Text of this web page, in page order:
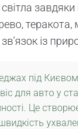
із
під
для авто у
Це